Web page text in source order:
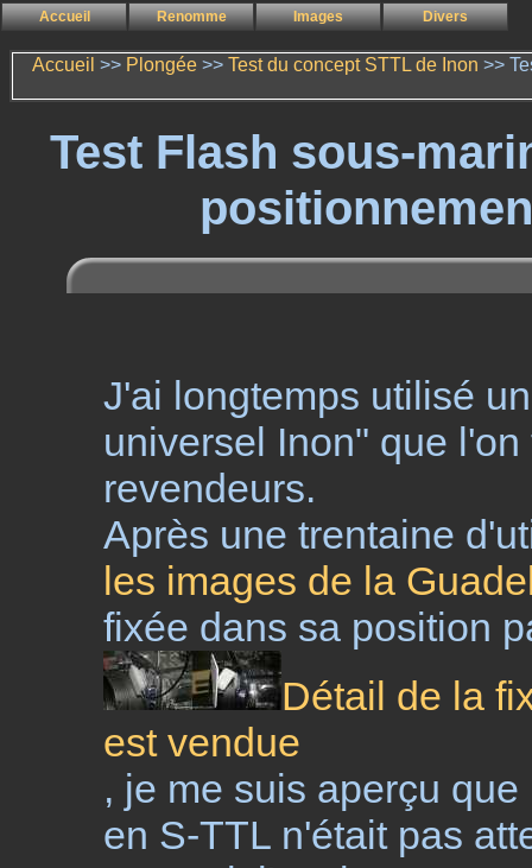
Accueil Renomme Images Divers
Accueil >> Plongée>> Test du concept STTL de Inon >>
Test Flash sous-
J'ai longtemps utilisé
universel Inon" que
revendeurs.
Après une trentaine
les images de la
fixée dans sa position
Détail de la
est vendue
, je me suis aperçu
en S-TTL n'était pas